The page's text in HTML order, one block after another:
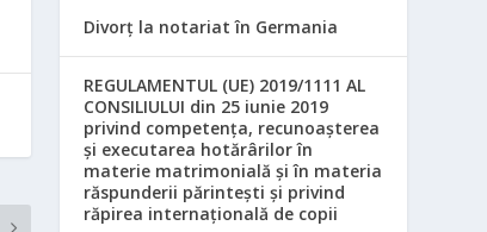
Divorț la notariat în Germania
REGULAMENTUL (UE) 2019/1111 AL
CONSILIULUI din 25 iunie 2019
privind competența, recunoașterea
și executarea hotărârilor în
materie matrimonială și în materia
răspunderii părintești și privind
răpirea internațională de copii